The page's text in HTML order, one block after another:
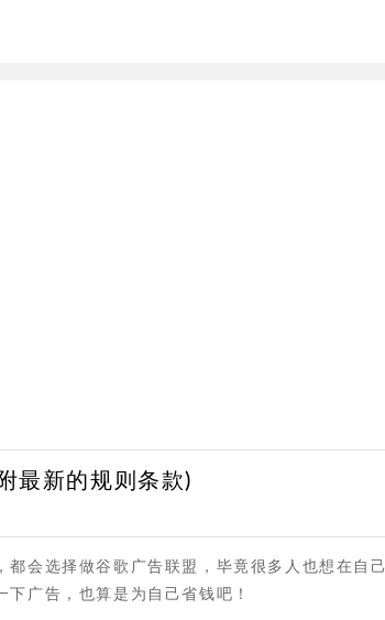
最新的规则条款)
会选择做谷歌广告联盟，毕竟很多人也想在自己
广告，也算是为自己省钱吧！